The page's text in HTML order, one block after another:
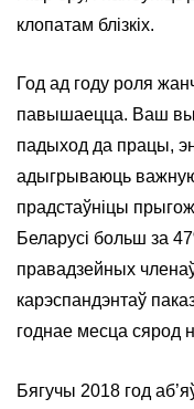
клопатам блізкіх.
Год ад году роля
павышаецца. Ваш
падыход да працы,
адыгрываюць
прадстаўніцы
Беларусі больш за
правадзейных
карэспандэнтаў
годнае месца сярод
Бягучы 2018 год